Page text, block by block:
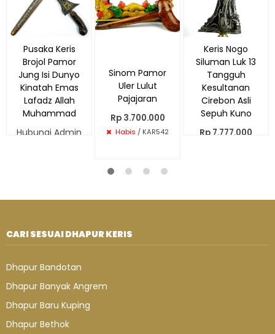
Pusaka Keris
Brojol Pamor
Jung Isi Dunyo
Kinatah Emas
Lafadz Allah
Muhammad
Hubungi Admin
Sinom Pamor
Uler Lulut
Pajajaran
Rp 3.700.000
Habis / KAR542
Keris Nogo
Siluman Luk 13
Tangguh
Kesultanan
Cirebon Asli
Sepuh Kuno
Rp 7.777.000
CARI SESUAI DHAPUR KERIS
Dhapur Bandotan
Dhapur Banyak Angrem
Dhapur Baru Kuping
Dhapur Bethok